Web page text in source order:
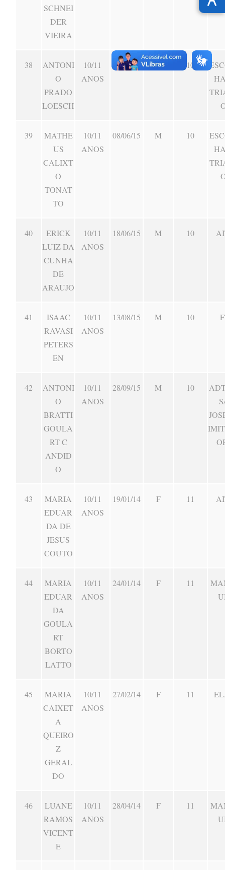
SCHNEI
DER
VIEIRA
38
ANTONI
O
PRADO
LOESCH
10/11
ANOS
02/05/15 M 10
39
MATHE
US
CALIXT
O
TONAT
TO
10/11
ANOS
08/06/15 M 10
40
ERICK
LUIZ DA
CUNHA
DE
ARAUJO
10/11
ANOS
18/06/15 M 10
41
ISAAC
RAVASI
PETERS
EN
10/11
ANOS
13/08/15 M 10
42
ANTONI
O
BRATTI
GOULA
RT C
ANDID
O
10/11
ANOS
28/09/15 M 10
43
MARIA
EDUAR
DA DE
JESUS
COUTO
10/11
ANOS
19/01/14 F 11
44
MARIA
EDUAR
DA
GOULA
RT
BORTO
LATTO
10/11
ANOS
24/01/14 F 11
45
MARIA
CAIXET
A
QUEIRO
Z
GERAL
DO
10/11
ANOS
27/02/14 F 11
46
LUANE
RAMOS
VICENT
E
10/11
ANOS
28/04/14 F 11